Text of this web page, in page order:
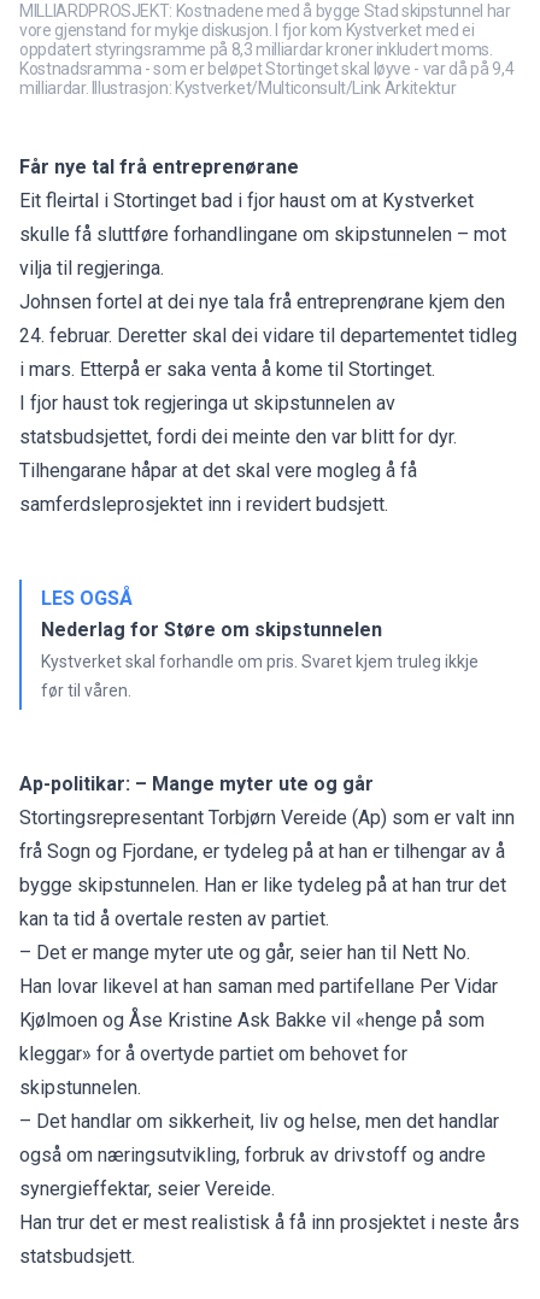
MILLIARDPROSJEKT: Kostnadene med å bygge Stad skipstunnel har
vore gjenstand for mykje diskusjon. I fjor kom Kystverket med ei
oppdatert styringsramme på 8,3 milliardar kroner inkludert moms.
Kostnadsramma - som er beløpet Stortinget skal løyve - var då på 9,4
milliardar. Illustrasjon: Kystverket/Multiconsult/Link Arkitektur
Får nye tal frå entreprenørane
Eit fleirtal i Stortinget bad i fjor haust om at Kystverket
skulle få sluttføre forhandlingane om skipstunnelen – mot
vilja til regjeringa.
Johnsen fortel at dei nye tala frå entreprenørane kjem den
24. februar. Deretter skal dei vidare til departementet tidleg
i mars. Etterpå er saka venta å kome til Stortinget.
I fjor haust tok regjeringa ut skipstunnelen av
statsbudsjettet, fordi dei meinte den var blitt for dyr.
Tilhengarane håpar at det skal vere mogleg å få
samferdsleprosjektet inn i revidert budsjett.
LES OGSÅ
Nederlag for Støre om skipstunnelen
Kystverket skal forhandle om pris. Svaret kjem truleg ikkje
før til våren.
Ap-politikar: – Mange myter ute og går
Stortingsrepresentant Torbjørn Vereide (Ap) som er valt inn
frå Sogn og Fjordane, er tydeleg på at han er tilhengar av å
bygge skipstunnelen. Han er like tydeleg på at han trur det
kan ta tid å overtale resten av partiet.
– Det er mange myter ute og går, seier han til Nett No.
Han lovar likevel at han saman med partifellane Per Vidar
Kjølmoen og Åse Kristine Ask Bakke vil «henge på som
kleggar» for å overtyde partiet om behovet for
skipstunnelen.
– Det handlar om sikkerheit, liv og helse, men det handlar
også om næringsutvikling, forbruk av drivstoff og andre
synergieffektar, seier Vereide.
Han trur det er mest realistisk å få inn prosjektet i neste års
statsbudsjett.